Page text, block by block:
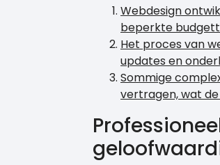
Webdesign
beperkte
Het proces van
updates en
Sommige
vertragen, wat